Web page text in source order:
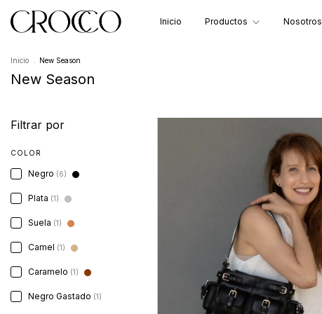
Inicio Productos Nosotros
Inicio New Season
New Season
Filtrar por
COLOR
Negro (6)
Plata (1)
Suela (1)
Camel (1)
Caramelo (1)
Negro Gastado (1)